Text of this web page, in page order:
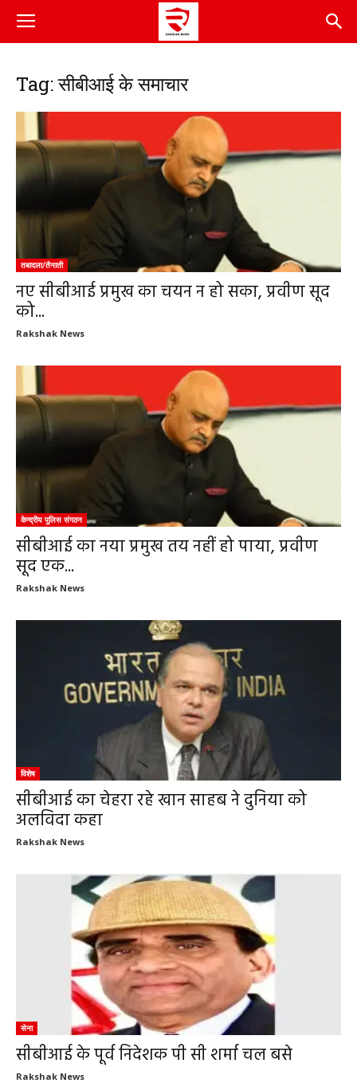
Tag: सीबीआई के समाचार
तबादला/तैनाती
नए सीबीआई प्रमुख का चयन न हो सका, प्रवीण सूद
को...
Rakshak News
केन्द्रीय पुलिस संगठन
सीबीआई का नया प्रमुख तय नहीं हो पाया, प्रवीण
सूद एक...
Rakshak News
विशेष
सीबीआई का चेहरा रहे खान साहब ने दुनिया को
अलविदा कहा
Rakshak News
सेना
सीबीआई के पूर्व निदेशक पी सी शर्मा चल बसे
Rakshak News